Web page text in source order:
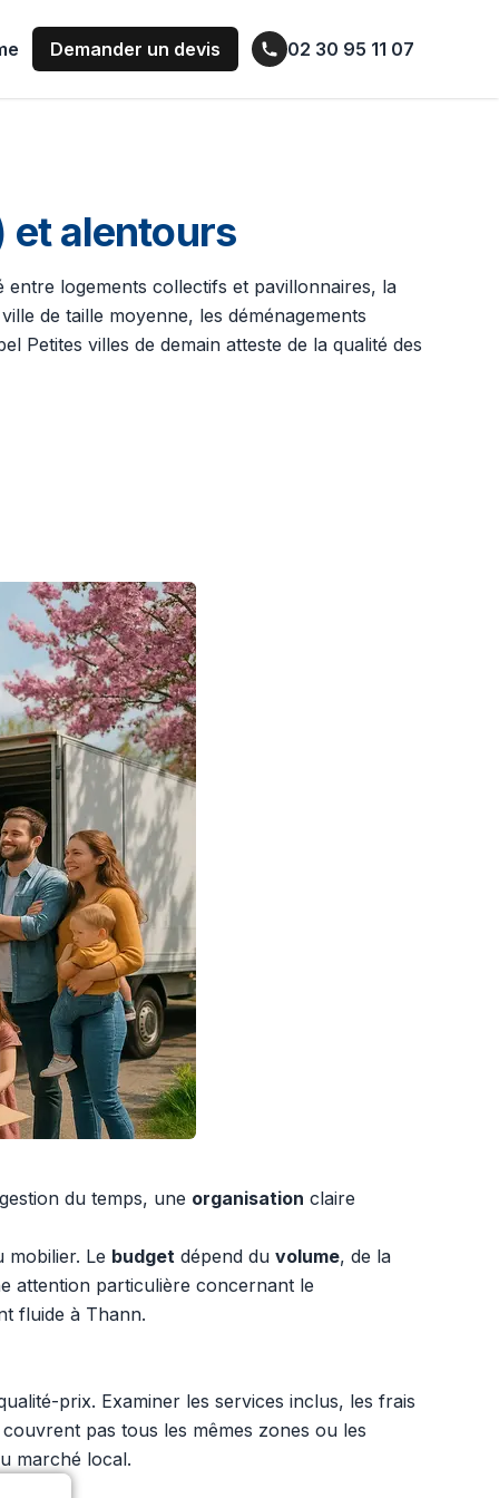
Demander un devis 02 30 95 11 07
et alentours
entre logements collectifs et pavillonnaires, la
de taille moyenne, les déménagements
Petites villes de demain atteste de la qualité des
du temps, une organisation claire
mobilier. Le budget dépend du volume, de la
attention particulière concernant le
fluide à Thann.
prix. Examiner les services inclus, les frais
pas tous les mêmes zones ou les
marché local.